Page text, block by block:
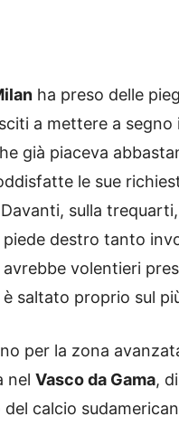
ha preso delle
a mettere a segno
già piaceva
le sue
sulla
destro tanto
avrebbe volentieri
saltato proprio sul
per la zona
nel Vasco da Gama,
calcio